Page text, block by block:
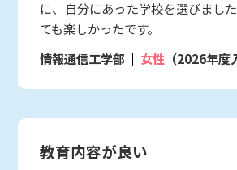
に、自分にあった学校を選びまし
ても楽しかったです。
情報通信工学部
女性 （2026年度
教育内容が良い